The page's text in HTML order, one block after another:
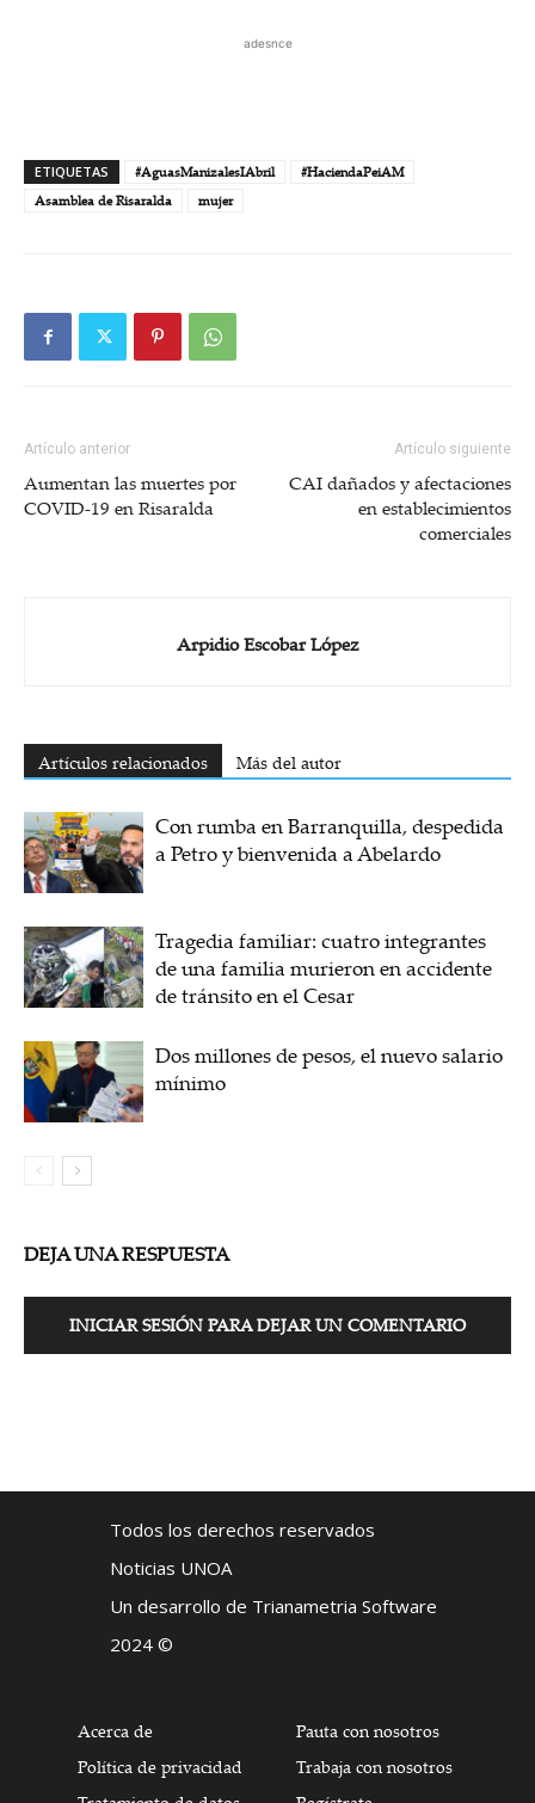
adesnce
ETIQUETAS #AguasManizalesIAbril
#HaciendaPeiAM
Asamblea de Risaralda
mujer
Artículo anterior
Aumentan las muertes por
COVID-19 en Risaralda
Artículo siguiente
CAI dañados y afectaciones
en establecimientos
comerciales
Arpidio Escobar López
Artículos relacionados Más del autor
Con rumba en Barranquilla, despedida
a Petro y bienvenida a Abelardo
Tragedia familiar: cuatro integrantes
de una familia murieron en accidente
de tránsito en el Cesar
Dos millones de pesos, el nuevo salario
mínimo
DEJA UNA RESPUESTA
INICIAR SESIÓN PARA DEJAR UN COMENTARIO
Todos los derechos reservados
Noticias UNOA
Un desarrollo de Trianametria Software
2024 ©
Acerca de
Política de privacidad
Pauta con nosotros
Trabaja con nosotros